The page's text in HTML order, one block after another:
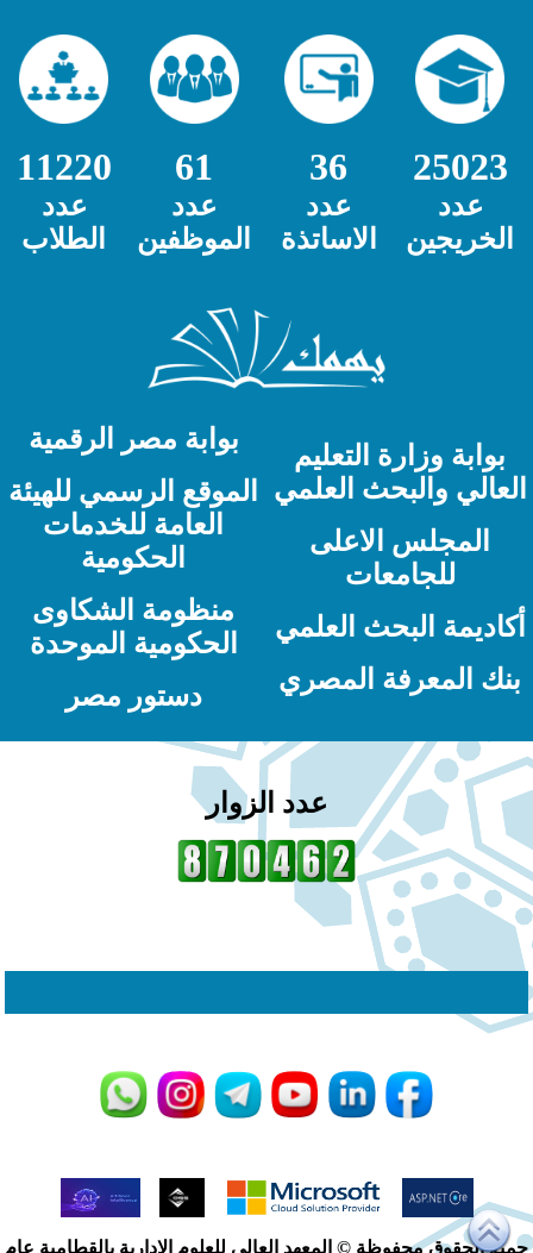
25023
36
61
11220
عدد
الخريجين
عدد
الاساتذة
عدد
الموظفين
عدد
الطلاب
بوابة وزارة التعليم
والبحث العلمي
المجلس الاعلى
للجامعات
البحث العلمي
المعرفة المصري
بوابة مصر الرقمية
الموقع الرسمي للهيئة
العامة للخدمات
الحكومية
منظومة الشكاوى
الحكومية الموحدة
دستور مصر
عدد الزوار
الحقوق محفوظة © المعهد العالى للعلوم الإدارية بالقطامية عام